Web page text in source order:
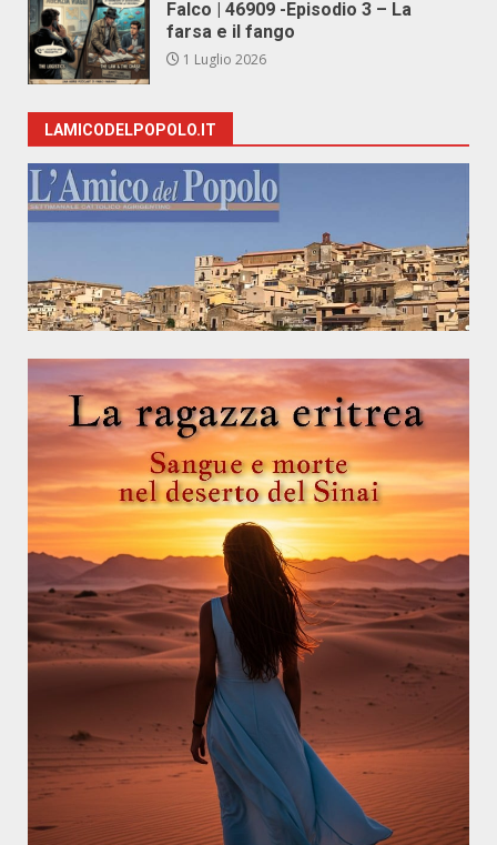
Falco | 46909 -Episodio 3 – La
farsa e il fango
1 Luglio 2026
LAMICODELPOPOLO.IT